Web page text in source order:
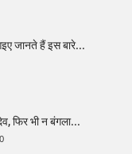
जानते हैं इस बारे...
फिर भी न बंगला...